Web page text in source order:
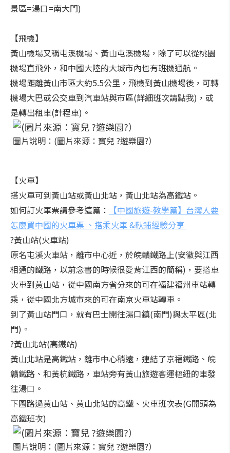
景區=湯口=南大門)
【飛機】
黃山機場又稱屯溪機場、黃山屯溪機場，除了可以從桃園
機場直飛外，和中國大陸的大城市內也有班機通航。
機場距離黃山市區大約5.5公里，飛機到黃山機場後，可轉
機場大巴或公交車到汽車站與市區(詳細班次請點我)，或
是轉出租車(計程車)。
圖片說明：(圖片來源：寶兒 ?遊樂園?）
【火車】
搭火車可到黃山站或黃山北站，黃山北站為高鐵站。
如何訂火車票請參考這篇：
【中國旅遊-教學篇】台灣人要
怎麼買中國的火車票 、搭乘火車 &臥鋪經驗分享
?黃山站(火車站)
原名屯溪火車站，離市中心近，於皖贛鐵路上(安徽與江西
相通的鐵路，以前念書的時候很愛背江西的簡稱)，要搭車
火車到黃山站，從中國南方省分來的可在福建福州車站轉
乘，從中國北方城市來的可在南京火車站轉車。
到了黃山站門口，就有巴士開往湯口鎮(南門)與太平區(北
門)。
?黃山北站(高鐵站)
黃山北站是高鐵站，離市中心稍遠，連結了京福鐵路、皖
贛鐵路、和黃杭鐵路，車站旁有黃山旅遊客運樞紐的車發
往湯口。
下圖路過黃山站、黃山北站的高鐵、火車班次表(G開頭為
高鐵班次)
圖片說明：(圖片來源：寶兒 ?遊樂園?）